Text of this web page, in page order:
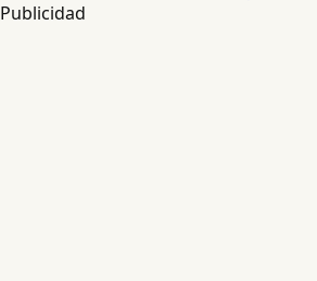
Publicidad